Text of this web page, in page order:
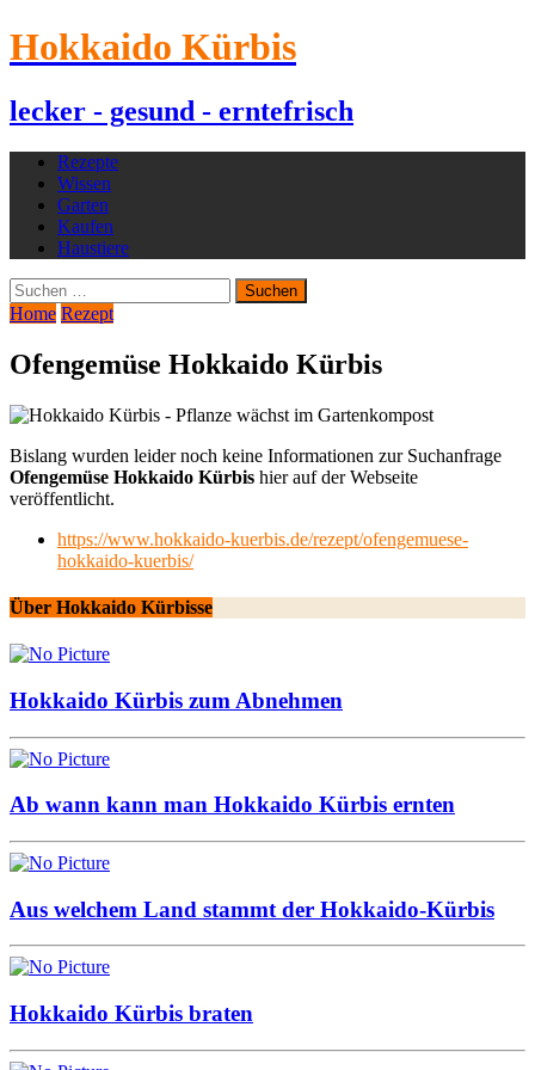
Hokkaido Kürbis
lecker - gesund - erntefrisch
Rezepte
Wissen
Garten
Kaufen
Haustiere
Suchen
nach:
Home Rezept
Ofengemüse Hokkaido Kürbis
Bislang wurden leider noch keine Informationen zur Suchanfrage
Ofengemüse Hokkaido Kürbis hier auf der Webseite
veröffentlicht.
https://www.hokkaido-kuerbis.de/rezept/ofengemuese-
hokkaido-kuerbis/
Über Hokkaido Kürbisse
Hokkaido Kürbis zum Abnehmen
Ab wann kann man Hokkaido Kürbis ernten
Aus welchem Land stammt der Hokkaido-Kürbis
Hokkaido Kürbis braten